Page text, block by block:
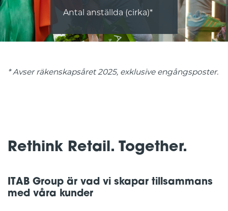
Antal anställda (cirka)*
* Avser räkenskapsåret 2025, exklusive engångsposter.
Rethink Retail. Together.
ITAB Group är vad vi skapar tillsammans
med våra kunder